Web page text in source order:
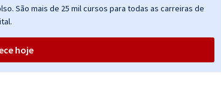
São mais de 25 mil cursos para todas as carreiras de
hoje